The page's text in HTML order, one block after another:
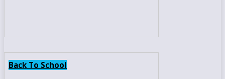
Back To School